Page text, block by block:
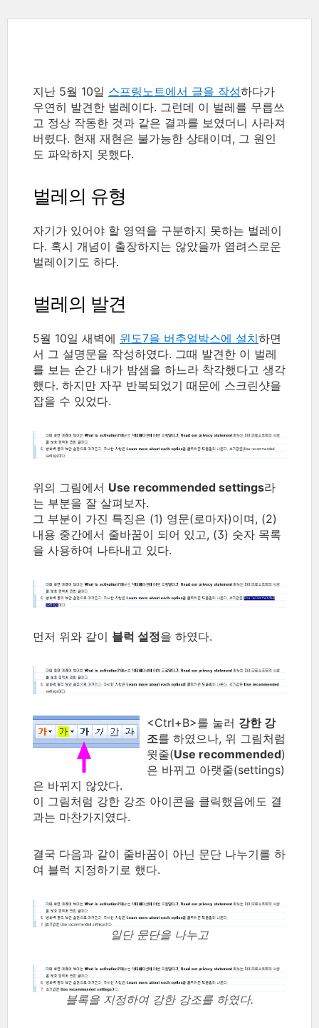
지난 5월 10일 스프링노트에서 글을 작성하다가
우연히 발견한 벌레이다. 그런데 이 벌레를 무릅쓰
고 정상 작동한 것과 같은 결과를 보였더니 사라져
버렸다. 현재 재현은 불가능한 상태이며, 그 원인
도 파악하지 못했다.
벌레의 유형
자기가 있어야 할 영역을 구분하지 못하는 벌레이
다. 혹시 개념이 출장하지는 않았을까 염려스로운
벌레이기도 하다.
벌레의 발견
5월 10일 새벽에 윈도7을 버추얼박스에 설치하면
서 그 설명문을 작성하였다. 그때 발견한 이 벌레
를 보는 순간 내가 밤샘을 하느라 착각했다고 생각
했다. 하지만 자꾸 반복되었기 때문에 스크린샷을
잡을 수 있었다.
위의 그림에서 Use recommended settings라
는 부분을 잘 살펴보자.
그 부분이 가진 특징은 (1) 영문(로마자)이며, (2)
내용 중간에서 줄바꿈이 되어 있고, (3) 숫자 목록
을 사용하여 나타내고 있다.
먼저 위와 같이 블럭 설정을 하였다.
<Ctrl+B>를 눌러 강한 강
조를 하였으나, 위 그림처럼
윗줄(Use recommended)
은 바뀌고 아랫줄(settings)
은 바뀌지 않았다.
이 그림처럼 강한 강조 아이콘을 클릭했음에도 결
과는 마찬가지였다.
결국 다음과 같이 줄바꿈이 아닌 문단 나누기를 하
여 블럭 지정하기로 했다.
일단 문단을 나누고
블록을 지정하여 강한 강조를 하였다.